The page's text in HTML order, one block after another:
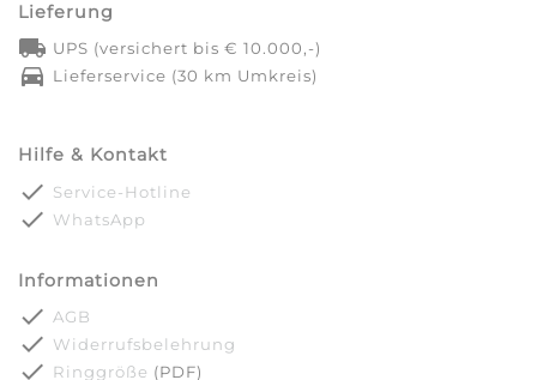
Lieferung
local_shipping UPS (versichert bis € 10.000,-)
directions_car Lieferservice (30 km Umkreis)
Hilfe & Kontakt
done Service-Hotline
done WhatsApp
Informationen
done AGB
done Widerrufsbelehrung
done Ringgröße (PDF)